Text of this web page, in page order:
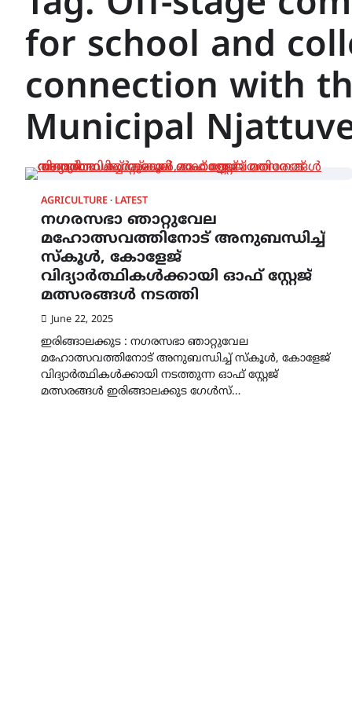
for school and
connection with
Municipal
AGRICULTURE LATEST
നഗരസഭാ ഞാറ്റുവേല
മഹോത്സവത്തിനോട് അനുബന്ധിച്ച്
സ്കൂൾ, കോളേജ്
വിദ്യാർത്ഥികൾക്കായി ഓഫ് സ്റ്റേജ്
മത്സരങ്ങൾ നടത്തി
June 22, 2025
ഇരിങ്ങാലക്കുട : നഗരസഭാ ഞാറ്റുവേല
മഹോത്സവത്തിനോട് അനുബന്ധിച്ച് സ്കൂൾ, കോളേജ്
വിദ്യാർത്ഥികൾക്കായി നടത്തുന്ന ഓഫ് സ്റ്റേജ്
മത്സരങ്ങൾ ഇരിങ്ങാലക്കുട ഗേൾസ്…